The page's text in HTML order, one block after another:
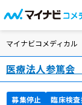
マイナビコメディカル
医療法人参篤
募集停止 臨床検